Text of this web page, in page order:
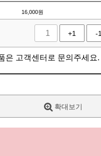
16,000원
+1 -1
은 고객센터로 문의주세요.
확대보기